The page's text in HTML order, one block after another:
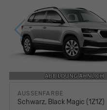
AUSSENFARBE
Schwarz, Black Magic (1Z1Z)